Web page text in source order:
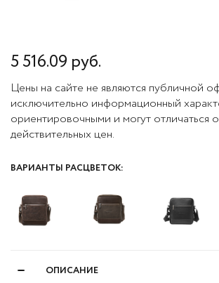
5 516.09 руб.
Цены на сайте не являются публичной
исключительно информационный
ориентировочными и могут отличаться
действительных цен.
ВАРИАНТЫ РАСЦВЕТОК:
ОПИСАНИЕ